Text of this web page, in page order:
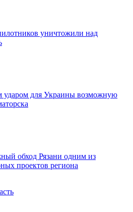
уничтожили над
ударом для Украины возможную
обход Рязани одним из
проектов региона